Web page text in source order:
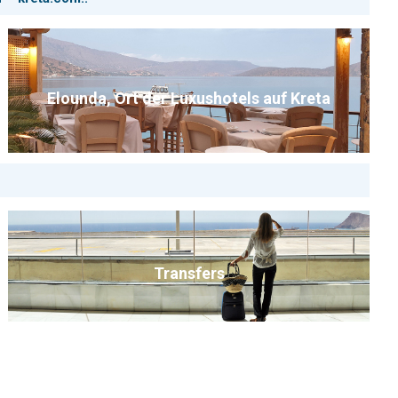
Elounda, Ort der Luxushotels auf Kreta
Transfers